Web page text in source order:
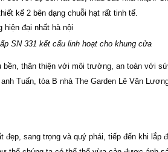
kế 2 bên dạng chuỗi hạt rất tinh tế.
SN 331 kết cấu linh hoạt cho khung cửa
thân thiện với môi trường, an toàn với
Tuấn, tòa B nhà The Garden Lê Văn
sang trọng và quý phái, tiếp đến khi lắp